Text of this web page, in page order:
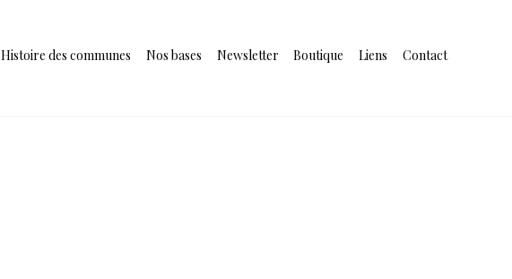
Histoire des communes Nos bases Newsletter Boutique Liens Contact